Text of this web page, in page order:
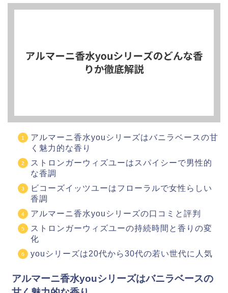
アルマーニ香水youシリーズはバニラベースの甘
く魅力的な香り
ストロンガーウィズユーはスパイシーで男性的
な香調
ビコーズイッツユーはフローラルで女性らしい
香調
アルマーニ香水youシリーズの口コミと評判
ストロンガーウィズユーの持続時間と香りの変
化
youシリーズは20代から30代の若い世代に人気
アルマーニ香水youシリーズはバニラベースの